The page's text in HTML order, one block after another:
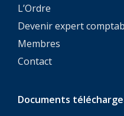
L’Ordre
Devenir expert
Membres
Contact
Documents